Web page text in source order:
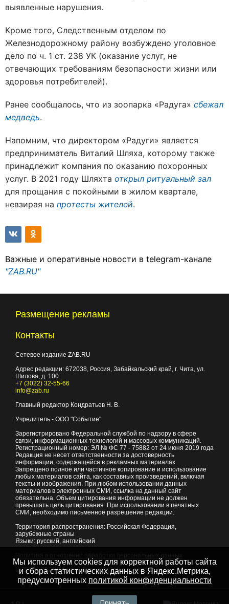
выявленные нарушения.
Кроме того, Следственным отделом по
Железнодорожному району возбуждено уголовное
дело по ч. 1 ст. 238 УК (оказание услуг, не
отвечающих требованиям безопасности жизни или
здоровья потребителей).
Ранее сообщалось, что из зоопарка «Радуга» сбежал
медведь.
Напомним, что директором «Радуги» является
предприниматель Виталий Шляха, которому также
принадлежит компания по оказанию похоронных
услуг. В 2021 году Шляхта открыл ритуальный зал
для прощания с покойными в жилом квартале,
невзирая на протесты жителей.
Важные и оперативные новости в telegram-канале
"ZAB.RU"
Размещение рекламы
Контакты
Сетевое издание ZAB.RU
Адрес редакции: 672038 , Россия, Забайкальский край, г. Чита ул.
Шилова, д. 100
+7 (3022) 32-55-66
info@zab.ru
Главный редактор Кондратьев Н. В.
Учредитель - ООО "Событие"
Зарегистрировано Федеральной службой по надзору в сфере
связи, информационных технологий и массовых коммуникаций.
Регистрационный номер: ЭЛ № ФС 77 - 75882 от 24 июня 2019 года
Редакция не несет ответственности за достоверность
информации, содержащейся в рекламных материалах
Запрещено полное или частичное копирование и использование
любых материалов сайта, как составных произведений, включая
тексты и изображения. При любом использовании данных
материалов в электронных СМИ, ссылка на данный сайт
обязательна. Объем цитирования информации не должен
превышать цель цитирования. При использовании в печатных
СМИ, необходимо письменное разрешение редакции.
Территория распространения: Российская Федерация,
зарубежные страны
Языки: русский, английский
© 2007 - 2026Портал Читы и Забайкальского края
Мы используем cookies для корректной работы сайта
и сбора статистических данных в Яндекс.Метрика,
предусмотренных политикой конфиденциальности